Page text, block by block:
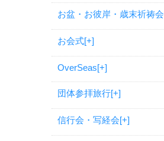
お盆・お彼岸・歳末祈祷会
お会式[+]
OverSeas[+]
団体参拝旅行[+]
信行会・写経会[+]